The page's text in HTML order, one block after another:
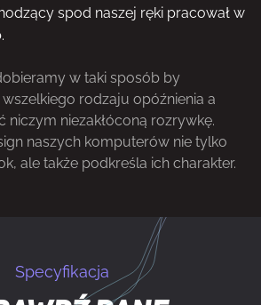
spod naszej ręki pracował w
w taki sposób by
rodzaju opóźnienia a
niczym niezakłóconą rozrywkę.
naszych komputerów nie tylko
ale także podkreśla ich charakter.
Specyfikacja